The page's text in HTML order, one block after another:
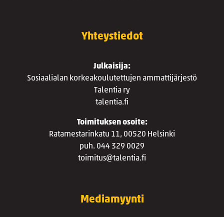
Yhteystiedot
Julkaisija:
Sosiaalialan korkeakoulutettujen ammattijärjestö
Talentia ry
talentia.fi
Toimituksen osoite:
Ratamestarinkatu 11, 00520 Helsinki
puh. 044 329 0029
toimitus@talentia.fi
Mediamyynti